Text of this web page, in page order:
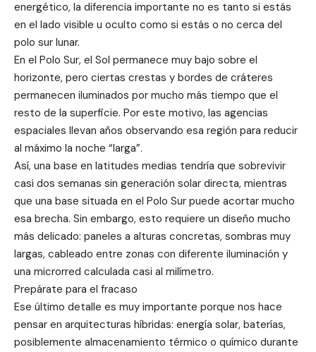
energético, la diferencia importante no es tanto si estás
en el lado visible u oculto como si estás o no cerca del
polo sur lunar.
En el Polo Sur, el Sol permanece muy bajo sobre el
horizonte, pero ciertas crestas y bordes de cráteres
permanecen iluminados por mucho más tiempo que el
resto de la superficie. Por este motivo, las agencias
espaciales llevan años observando esa región para reducir
al máximo la noche “larga”.
Así, una base en latitudes medias tendría que sobrevivir
casi dos semanas sin generación solar directa, mientras
que una base situada en el Polo Sur puede acortar mucho
esa brecha. Sin embargo, esto requiere un diseño mucho
más delicado: paneles a alturas concretas, sombras muy
largas, cableado entre zonas con diferente iluminación y
una microrred calculada casi al milímetro.
Prepárate para el fracaso
Ese último detalle es muy importante porque nos hace
pensar en arquitecturas híbridas: energía solar, baterías,
posiblemente almacenamiento térmico o químico durante